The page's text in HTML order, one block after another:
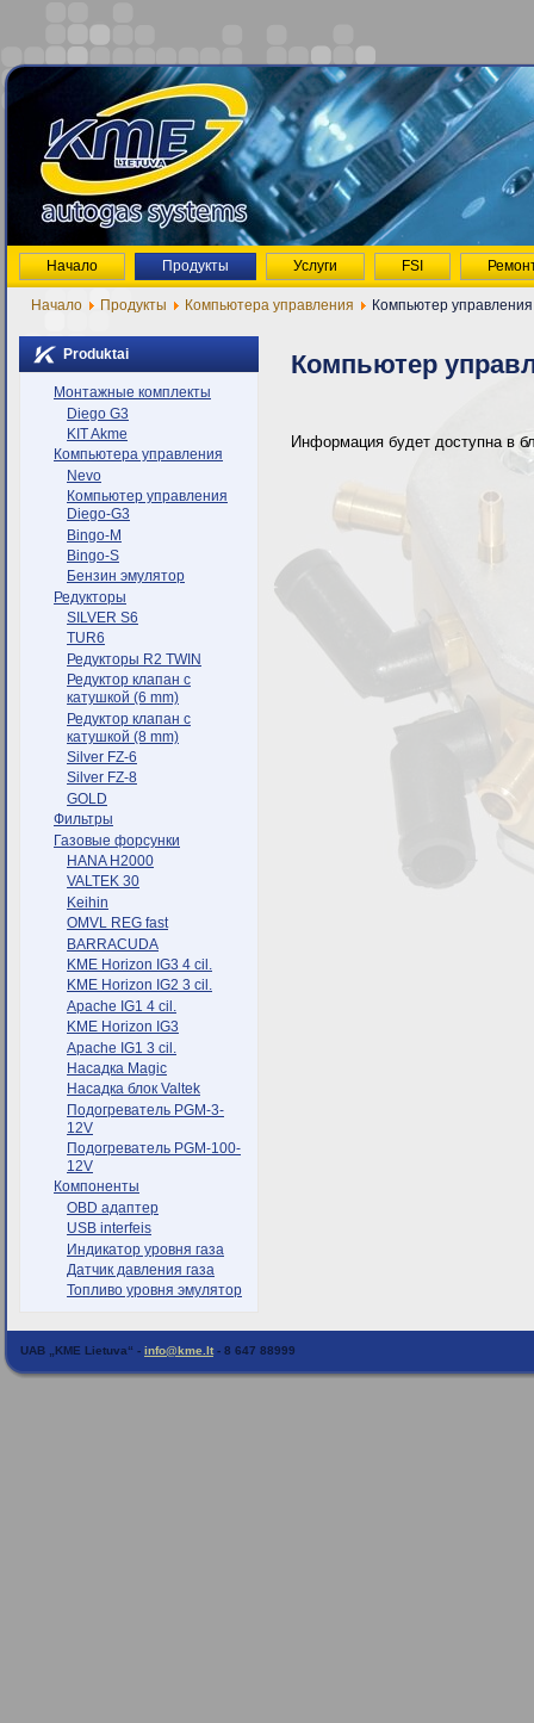
Начало Продукты Услуги FSI
Начало Продукты Компьютера управления Компьютер
Produktai
Монтажные комплекты
Diego G3
KIT Akme
Компьютера управления
Nevo
Компьютер управления
Diego-G3
Bingo-M
Bingo-S
Бензин эмулятор
Редукторы
SILVER S6
TUR6
Редукторы R2 TWIN
Редуктор клапан с
катушкой (6 mm)
Редуктор клапан с
катушкой (8 mm)
Silver FZ-6
Silver FZ-8
GOLD
Фильтры
Газовые форсунки
HANA H2000
VALTEK 30
Keihin
OMVL REG fast
BARRACUDA
KME Horizon IG3 4 cil.
KME Horizon IG2 3 cil.
Apache IG1 4 cil.
KME Horizon IG3
Apache IG1 3 cil.
Насадка Magic
Насадка блок Valtek
Подогреватель PGM-3-
12V
Подогреватель PGM-100-
12V
Компоненты
OBD адаптер
USB interfeis
Индикатор уровня газа
Датчик давления газа
Топливо уровня эмулятор
Компьютер
Информация будет доступна в
UAB „KME Lietuva“ - info@kme.lt - 8 647 88999